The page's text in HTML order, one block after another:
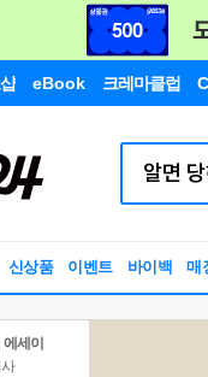
eBook 크레마클럽
신상품 이벤트 바이백 매
에세이